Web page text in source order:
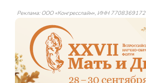
Реклама: ООО «Конгресслайн», ИНН 7708369172